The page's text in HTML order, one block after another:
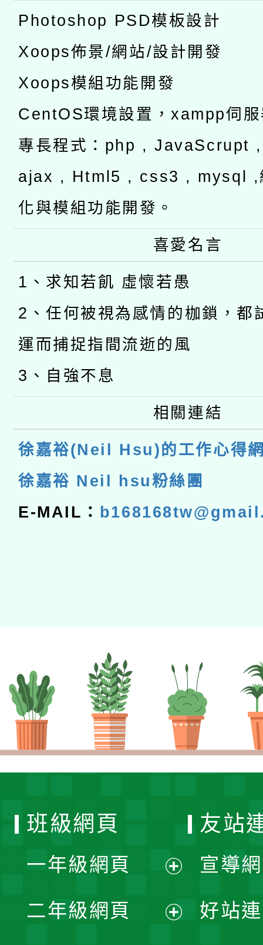
Photoshop PSD模板設計
Xoops佈景/網站/設計開發
Xoops模組功能開發
CentOS環境設置，xampp伺
專長程式：php , JavaScrupt
ajax , Html5 , css3 , mysql ,
化與模組功能開發。
喜愛名言
1、求知若飢 虛懷若愚
2、任何被視為感情的枷鎖，都
運而捕捉指間流逝的風
3、自強不息
相關連結
徐嘉裕(Neil Hsu)的工作心得
徐嘉裕 Neil hsu粉絲團
E-MAIL：
班級網頁
一年級網頁
開
二年級網頁
友站
宣導
好站